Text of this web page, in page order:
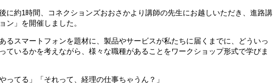
に約1時間、コネクションズおおさかより講師の先生にお越しいただき、進路講
ン」を開催しました。
るスマートフォンを題材に、製品やサービスが私たちに届くまでに、どういっ
ているかを考えながら、様々な職種があることをワークショップ形式で学びま
てる」「それって、経理の仕事ちゃうん？」